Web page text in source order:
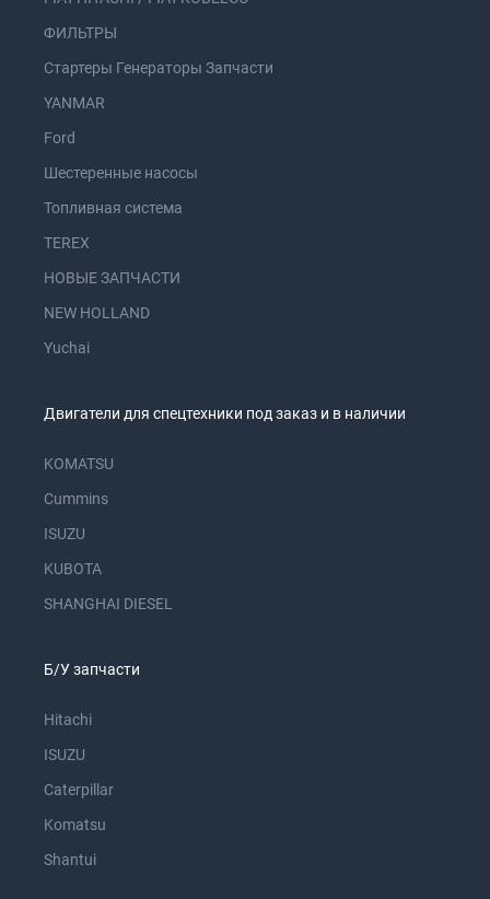
ФИЛЬТРЫ
Стартеры Генераторы Запчасти
YANMAR
Ford
Шестеренные насосы
Топливная система
TEREX
НОВЫЕ ЗАПЧАСТИ
NEW HOLLAND
Yuchai
Двигатели для спецтехники под заказ и в наличии
KOMATSU
Cummins
ISUZU
KUBOTA
SHANGHAI DIESEL
Б/У запчасти
Hitachi
ISUZU
Caterpillar
Komatsu
Shantui